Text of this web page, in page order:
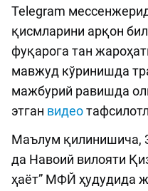
Telegram
қисмларини арқон
фуқарога тан
мавжуд кўринишда
мажбурий равишда
этган видео
Маълум қилинишича,
да Навоий вилояти
ҳаёт” МФЙ ҳудудида